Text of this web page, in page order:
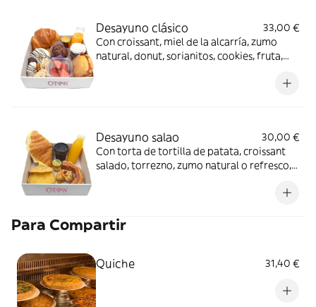
Desayuno clásico
33,00 €
Con croissant, miel de la alcarría, zumo
natural, donut, sorianitos, cookies, fruta,
Desayuno salao
30,00 €
Con torta de tortilla de patata, croissant
salado, torrezno, zumo natural o refresco,
Para Compartir
Quiche 31,40 €